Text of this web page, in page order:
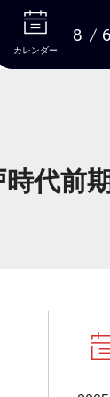
本文へ
カレンダー
8 6
代前